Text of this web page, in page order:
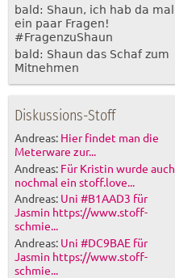
bald: Shaun, ich hab da mal
ein paar Fragen!
#FragenzuShaun
bald: Shaun das Schaf zum
Mitnehmen
Diskussions-Stoff
Andreas: Hier findet man die
Meterware zur...
Andreas: Für Kristin wurde auch
nochmal ein stoff.love...
Andreas: Uni #B1AAD3 für
Jasmin https://www.stoff-
schmie...
Andreas: Uni #DC9BAE für
Jasmin https://www.stoff-
schmie...